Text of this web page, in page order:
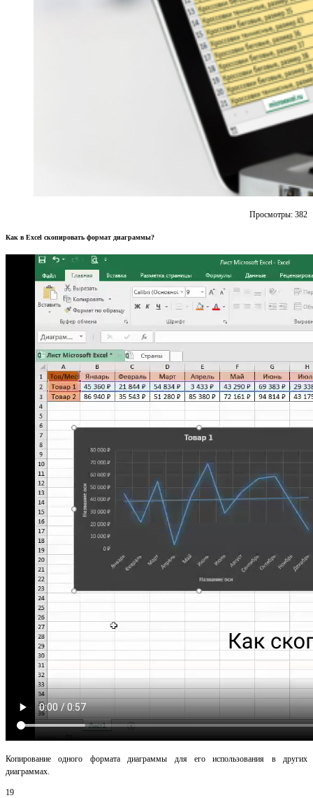
Просмотры: 382
Как в Excel скопировать формат диаграммы?
Копирование одного формата диаграммы для его использования в других
диаграммах.
19